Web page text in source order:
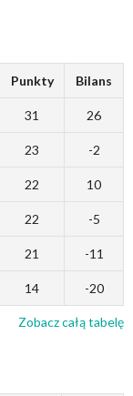
Punkty Bilans
31 26
23 -2
22 10
22 -5
21 -11
14 -20
Zobacz całą tabelę